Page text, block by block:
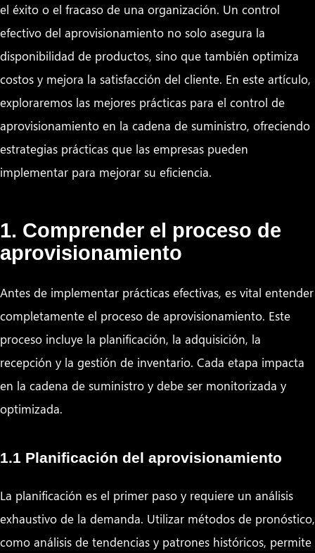
el éxito o el fracaso de una organización. Un control
efectivo del aprovisionamiento no solo asegura la
disponibilidad de productos, sino que también optimiza
costos y mejora la satisfacción del cliente. En este artículo,
exploraremos las mejores prácticas para el control de
aprovisionamiento en la cadena de suministro, ofreciendo
estrategias prácticas que las empresas pueden
implementar para mejorar su eficiencia.
1. Comprender el proceso de
aprovisionamiento
Antes de implementar prácticas efectivas, es vital entender
completamente el proceso de aprovisionamiento. Este
proceso incluye la planificación, la adquisición, la
recepción y la gestión de inventario. Cada etapa impacta
en la cadena de suministro y debe ser monitorizada y
optimizada.
1.1 Planificación del aprovisionamiento
La planificación es el primer paso y requiere un análisis
exhaustivo de la demanda. Utilizar métodos de pronóstico,
como análisis de tendencias y patrones históricos, permite